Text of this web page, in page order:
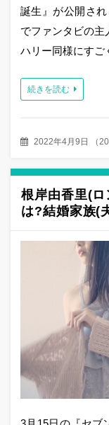
誕生』が公開さ
でファンタビの主
ハリー同様にすご
続きを読む
2022年4月9日 （
根岸由香里(
は?結婚家族(